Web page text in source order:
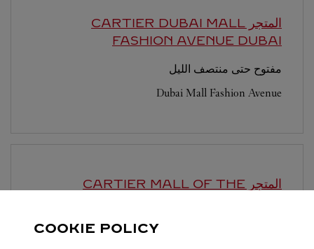
المتجر CARTIER DUBAI MALL
FASHION AVENUE DUBAI
مفتوح حتى منتصف الليل
Dubai Mall Fashion Avenue
المتجر CARTIER MALL OF THE
COOKIE POLICY